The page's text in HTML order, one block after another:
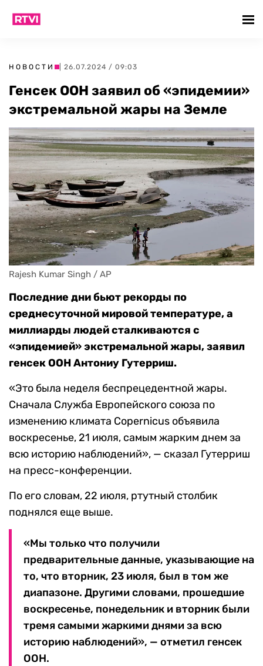
НОВОСТИ | 26.07.2024 / 09:03
Генсек ООН заявил об «эпидемии»
экстремальной жары на Земле
Rajesh Kumar Singh / AP
Последние дни бьют рекорды по
среднесуточной мировой температуре, а
миллиарды людей сталкиваются с
«эпидемией» экстремальной жары, заявил
генсек ООН Антониу Гутерриш.
«Это была неделя беспрецедентной жары.
Сначала Служба Европейского союза по
изменению климата Copernicus объявила
воскресенье, 21 июля, самым жарким днем за
всю историю наблюдений», — сказал Гутерриш
на пресс-конференции.
По его словам, 22 июля, ртутный столбик
поднялся еще выше.
«Мы только что получили
предварительные данные, указывающие на
то, что вторник, 23 июля, был в том же
диапазоне. Другими словами, прошедшие
воскресенье, понедельник и вторник были
тремя самыми жаркими днями за всю
историю наблюдений», — отметил генсек
ООН.